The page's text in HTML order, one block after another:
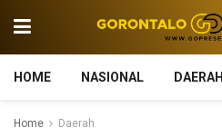
HOME NASIONAL DAERAH
Home Daerah